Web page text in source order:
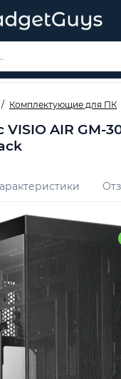
Комплектующие для ПК
AIR GM-